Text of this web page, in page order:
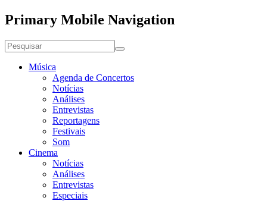
Primary Mobile Navigation
Música
Agenda de Concertos
Notícias
Análises
Entrevistas
Reportagens
Festivais
Som
Cinema
Notícias
Análises
Entrevistas
Especiais